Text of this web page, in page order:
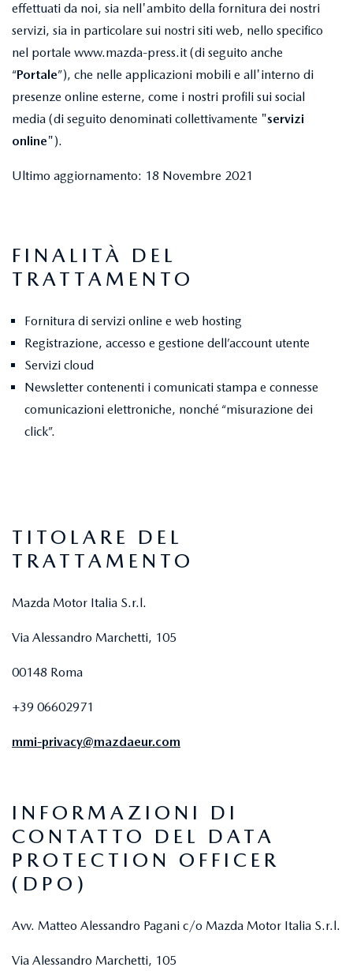
effettuati da noi, sia nell'ambito della fornitura dei nostri
servizi, sia in particolare sui nostri siti web, nello specifico
nel portale www.mazda-press.it (di seguito anche
“Portale”), che nelle applicazioni mobili e all'interno di
presenze online esterne, come i nostri profili sui social
media (di seguito denominati collettivamente "servizi
online").
Ultimo aggiornamento: 18 Novembre 2021
FINALITÀ DEL
TRATTAMENTO
Fornitura di servizi online e web hosting
Registrazione, accesso e gestione dell’account utente
Servizi cloud
Newsletter contenenti i comunicati stampa e connesse
comunicazioni elettroniche, nonché “misurazione dei
click”.
TITOLARE DEL
TRATTAMENTO
Mazda Motor Italia S.r.l.
Via Alessandro Marchetti, 105
00148 Roma
+39 06602971
mmi-privacy@mazdaeur.com
INFORMAZIONI DI
CONTATTO DEL DATA
PROTECTION OFFICER
(DPO)
Avv. Matteo Alessandro Pagani c/o Mazda Motor Italia S.r.l.
Via Alessandro Marchetti, 105